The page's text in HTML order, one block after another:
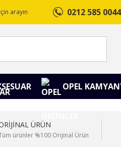
arayın 0212 585 0044
OPEL
ÜRÜN
ürünler %100 Orijinal Ürün